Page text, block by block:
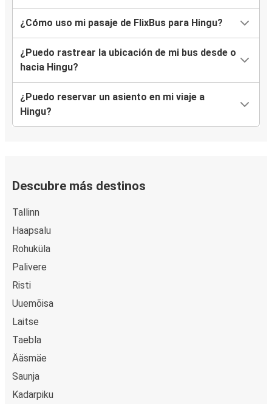
¿Cómo uso mi pasaje de FlixBus para Hingu?
¿Puedo rastrear la ubicación de mi bus desde o
hacia Hingu?
¿Puedo reservar un asiento en mi viaje a
Hingu?
Descubre más destinos
Tallinn
Haapsalu
Rohuküla
Palivere
Risti
Uuemõisa
Laitse
Taebla
Ääsmäe
Saunja
Kadarpiku